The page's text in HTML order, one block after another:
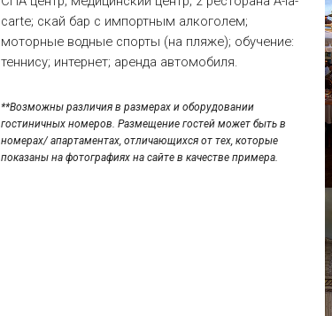
carte; скай бар с импортным алкоголем;
моторные водные спорты (на пляже); обучение:
теннису; интернет; аренда автомобиля.
**Возможны различия в размерах и оборудовании
гостиничных номеров. Размещение гостей может быть в
номерах/ апартаментах, отличающихся от тех, которые
показаны на фотографиях на сайте в качестве примера.